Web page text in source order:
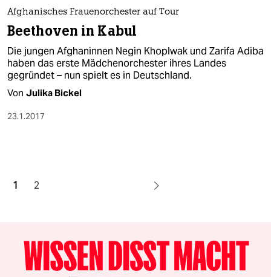
Afghanisches Frauenorchester auf Tour
Beethoven in Kabul
Die jungen Afghaninnen Negin Khoplwak und Zarifa Adiba
haben das erste Mädchenorchester ihres Landes
gegründet – nun spielt es in Deutschland.
Von Julika Bickel
23.1.2017
1 2